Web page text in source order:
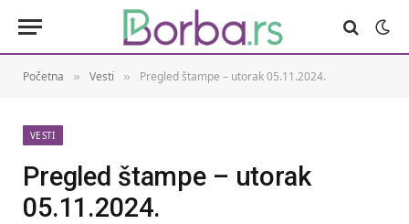
Početna » Vesti » Pregled štampe – utorak 05.11.2024.
VESTI
Pregled štampe – utorak
05.11.2024.